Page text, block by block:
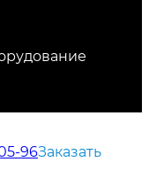
96Заказать